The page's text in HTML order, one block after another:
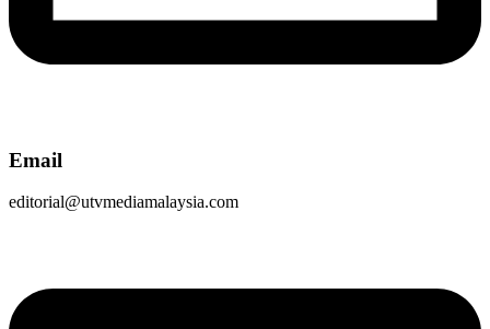
Email
editorial@utvmediamalaysia.com